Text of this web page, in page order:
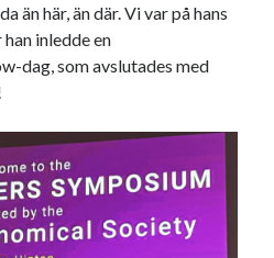
än här, än där. Vi var på hans
inledde en
dag, som avslutades med